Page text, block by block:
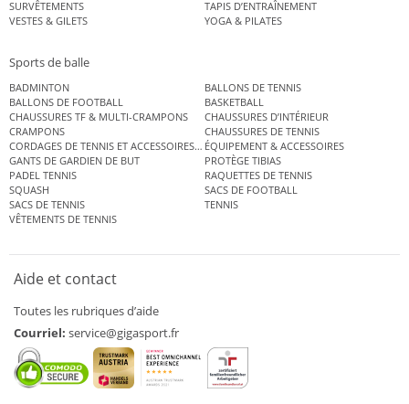
SURVÊTEMENTS
TAPIS D’ENTRAÎNEMENT
VESTES & GILETS
YOGA & PILATES
Sports de balle
BADMINTON
BALLONS DE TENNIS
BALLONS DE FOOTBALL
BASKETBALL
CHAUSSURES TF & MULTI-CRAMPONS
CHAUSSURES D’INTÉRIEUR
CRAMPONS
CHAUSSURES DE TENNIS
CORDAGES DE TENNIS ET ACCESSOIRES DE TENNISÉQUIPEMENT & ACCESSOIRES
GANTS DE GARDIEN DE BUT
PROTÈGE TIBIAS
PADEL TENNIS
RAQUETTES DE TENNIS
SQUASH
SACS DE FOOTBALL
SACS DE TENNIS
TENNIS
VÊTEMENTS DE TENNIS
Aide et contact
Toutes les rubriques d’aide
Courriel: service@gigasport.fr